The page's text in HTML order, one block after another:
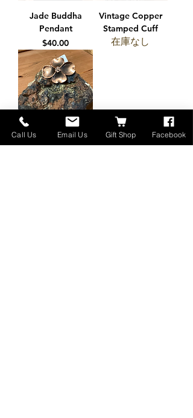
Jade Buddha
Pendant
価格
$40.00
Vintage Copper
Stamped Cuff
在庫なし
Vintage Copper
Call Us Email Us Gift Shop Facebook